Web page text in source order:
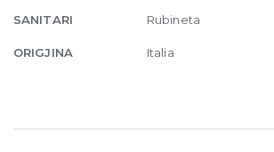
SANITARI Rubineta
ORIGJINA Italia